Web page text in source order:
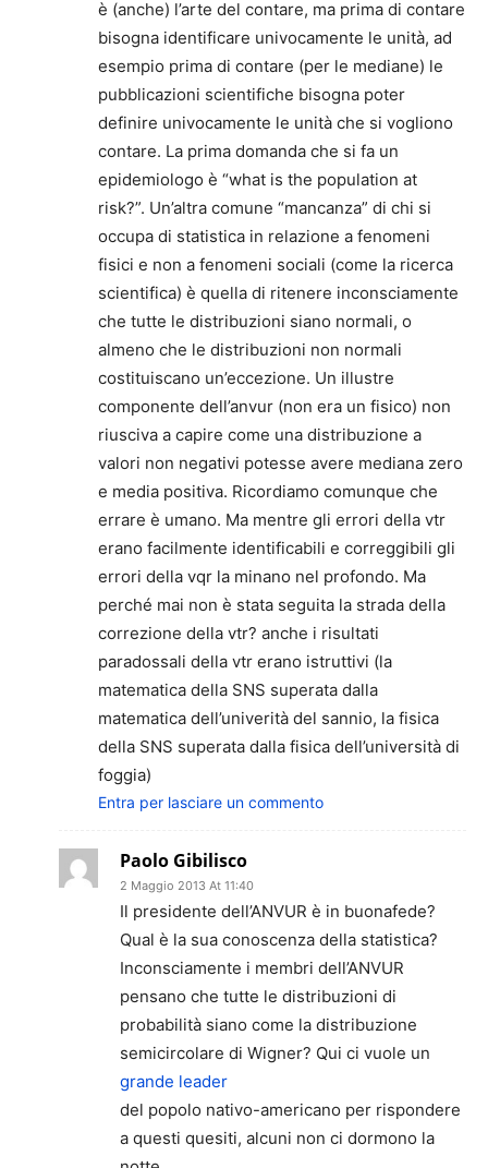
è (anche) l’arte del contare, ma prima di contare
bisogna identificare univocamente le unità, ad
esempio prima di contare (per le mediane) le
pubblicazioni scientifiche bisogna poter
definire univocamente le unità che si vogliono
contare. La prima domanda che si fa un
epidemiologo è “what is the population at
risk?”. Un’altra comune “mancanza” di chi si
occupa di statistica in relazione a fenomeni
fisici e non a fenomeni sociali (come la ricerca
scientifica) è quella di ritenere inconsciamente
che tutte le distribuzioni siano normali, o
almeno che le distribuzioni non normali
costituiscano un’eccezione. Un illustre
componente dell’anvur (non era un fisico) non
riusciva a capire come una distribuzione a
valori non negativi potesse avere mediana zero
e media positiva. Ricordiamo comunque che
errare è umano. Ma mentre gli errori della vtr
erano facilmente identificabili e correggibili gli
errori della vqr la minano nel profondo. Ma
perché mai non è stata seguita la strada della
correzione della vtr? anche i risultati
paradossali della vtr erano istruttivi (la
matematica della SNS superata dalla
matematica dell’univerità del sannio, la fisica
della SNS superata dalla fisica dell’università di
foggia)
Entra per lasciare un commento
Paolo Gibilisco
2 Maggio 2013 At 11:40
Il presidente dell’ANVUR è in buonafede?
Qual è la sua conoscenza della statistica?
Inconsciamente i membri dell’ANVUR
pensano che tutte le distribuzioni di
probabilità siano come la distribuzione
semicircolare di Wigner? Qui ci vuole un
grande leader
del popolo nativo-americano per rispondere
a questi quesiti, alcuni non ci dormono la